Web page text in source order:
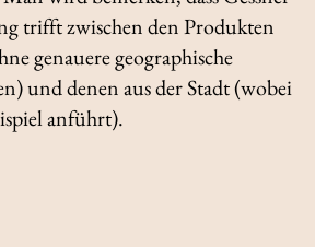
trifft zwischen den Produkten
genauere geographische
und denen aus der Stadt (wobei
anführt).